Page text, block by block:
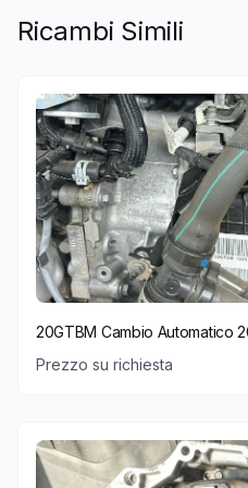
Ricambi Simili
20GTBM Cambio Automatico
Prezzo su richiesta